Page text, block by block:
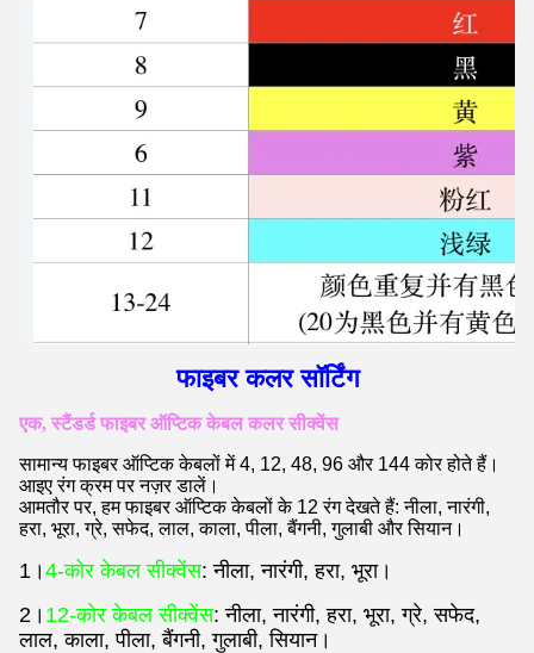
फाइबर कलर सॉर्टिंग
एक, स्टैंडर्ड फाइबर ऑप्टिक केबल कलर सीक्वेंस
सामान्य फाइबर ऑप्टिक केबलों में 4, 12, 48, 96 और 144 कोर होते हैं।
आइए रंग क्रम पर नज़र डालें।
आमतौर पर, हम फाइबर ऑप्टिक केबलों के 12 रंग देखते हैं: नीला, नारंगी,
हरा, भूरा, ग्रे, सफेद, लाल, काला, पीला, बैंगनी, गुलाबी और सियान।
1। 4-कोर केबल सीक्वेंस: नीला, नारंगी, हरा, भूरा।
2। 12-कोर केबल सीक्वेंस: नीला, नारंगी, हरा, भूरा, ग्रे, सफेद,
लाल, काला, पीला, बैंगनी, गुलाबी, सियान।